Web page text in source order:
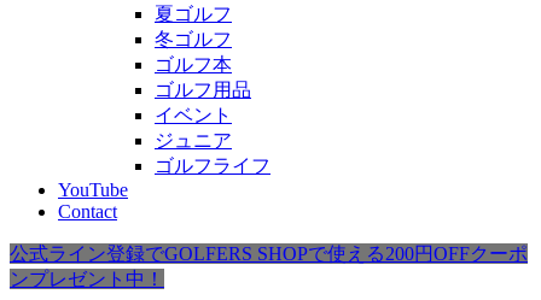
夏ゴルフ
冬ゴルフ
ゴルフ本
ゴルフ用品
イベント
ジュニア
ゴルフライフ
YouTube
Contact
公式ライン登録でGOLFERS SHOPで使える200円OFFクーポ
ンプレゼント中！